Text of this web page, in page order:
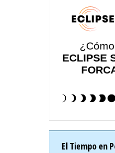
ECLIPSE
El Tiempo en